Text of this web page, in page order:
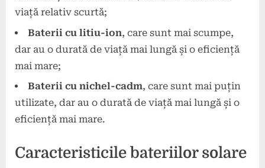
viață relativ scurtă;
Baterii cu litiu-ion, care sunt mai scumpe,
dar au o durată de viață mai lungă și o eficiență
mai mare;
Baterii cu nichel-cadm, care sunt mai puțin
utilizate, dar au o durată de viață mai lungă și o
eficiență mai mare.
Caracteristicile bateriilor solare